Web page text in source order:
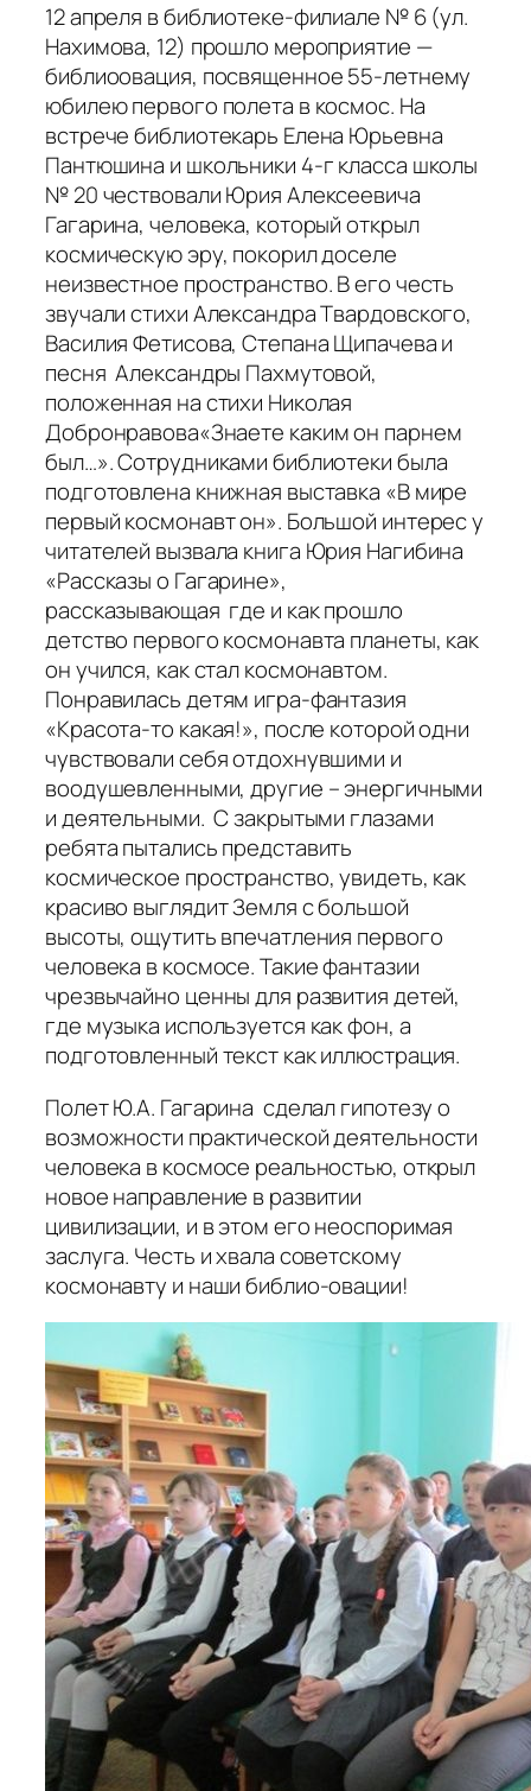
12 апреля в библиотеке-филиале № 6 (ул.
Нахимова, 12) прошло мероприятие —
библиоовация, посвященное 55-летнему
юбилею первого полета в космос. На
встрече библиотекарь Елена Юрьевна
Пантюшина и школьники 4-г класса школы
№ 20 чествовали Юрия Алексеевича
Гагарина, человека, который открыл
космическую эру, покорил доселе
неизвестное пространство. В его честь
звучали стихи Александра Твардовского,
Василия Фетисова, Степана Щипачева и
песня Александры Пахмутовой,
положенная на стихи Николая
Добронравова«Знаете каким он парнем
был…». Сотрудниками библиотеки была
подготовлена книжная выставка «В мире
первый космонавт он». Большой интерес у
читателей вызвала книга Юрия Нагибина
«Рассказы о Гагарине»,
рассказывающая где и как прошло
детство первого космонавта планеты, как
он учился, как стал космонавтом.
Понравилась детям игра-фантазия
«Красота-то какая!», после которой одни
чувствовали себя отдохнувшими и
воодушевленными, другие – энергичными
и деятельными. С закрытыми глазами
ребята пытались представить
космическое пространство, увидеть, как
красиво выглядит Земля с большой
высоты, ощутить впечатления первого
человека в космосе. Такие фантазии
чрезвычайно ценны для развития детей,
где музыка используется как фон, а
подготовленный текст как иллюстрация.
Полет Ю.А. Гагарина сделал гипотезу о
возможности практической деятельности
человека в космосе реальностью, открыл
новое направление в развитии
цивилизации, и в этом его неоспоримая
заслуга. Честь и хвала советскому
космонавту и наши библио-овации!